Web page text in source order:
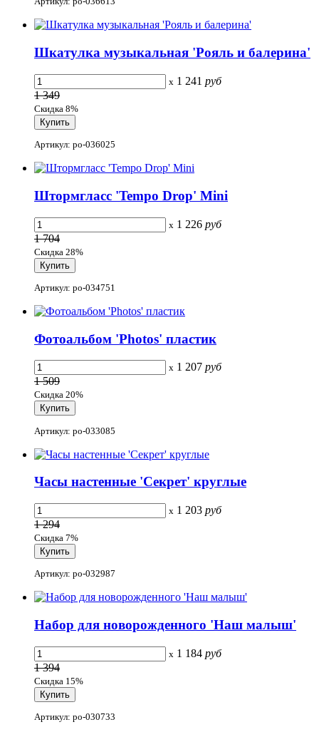
Шкатулка музыкальная 'Рояль и балерина'
x 1 241 руб
1 349
Скидка 8%
Артикул: po-036025
Штормгласс 'Tempo Drop' Mini
x 1 226 руб
1 704
Скидка 28%
Артикул: po-034751
Фотоальбом 'Photos' пластик
x 1 207 руб
1 509
Скидка 20%
Артикул: po-033085
Часы настенные 'Секрет' круглые
x 1 203 руб
1 294
Скидка 7%
Артикул: po-032987
Набор для новорожденного 'Наш малыш'
x 1 184 руб
1 394
Скидка 15%
Артикул: po-030733